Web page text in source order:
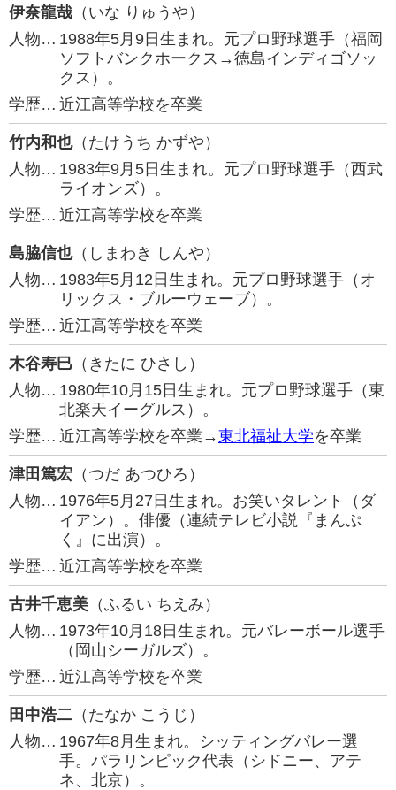
伊奈龍哉 （いな りゅうや）
人物… 1988年5月9日生まれ。元プロ野球選手（福岡
ソフトバンクホークス→徳島インディゴソッ
クス）。
学歴… 近江高等学校を卒業
竹内和也（たけうち かずや）
人物… 1983年9月5日生まれ。元プロ野球選手（西武
ライオンズ）。
学歴… 近江高等学校を卒業
島脇信也（しまわき しんや）
人物… 1983年5月12日生まれ。元プロ野球選手（オ
リックス・ブルーウェーブ）。
学歴… 近江高等学校を卒業
木谷寿巳 （きたに ひさし）
人物… 1980年10月15日生まれ。元プロ野球選手（東
北楽天イーグルス）。
学歴… 近江高等学校を卒業→東北福祉大学を卒業
津田篤宏 （つだ あつひろ）
人物… 1976年5月27日生まれ。お笑いタレント（ダ
イアン）。俳優（連続テレビ小説『まんぷ
く』に出演）。
学歴… 近江高等学校を卒業
古井千恵美 （ふるい ちえみ）
人物… 1973年10月18日生まれ。元バレーボール選手
（岡山シーガルズ）。
学歴… 近江高等学校を卒業
田中浩二 （たなか こうじ）
人物… 1967年8月生まれ。シッティングバレー選
手。パラリンピック代表（シドニー、アテ
ネ、北京）。